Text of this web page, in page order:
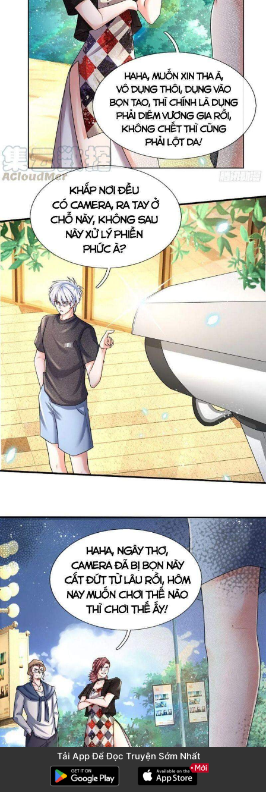
Tải App Để Đọc Truyện Sớm Nhất